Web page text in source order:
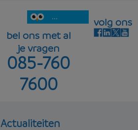
...
bel ons met al
je vragen
085-760
7600
volg ons
Actualiteiten